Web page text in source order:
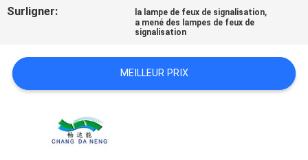
CAS
DEMANDER
UN
ONLINE
Surligner: la lampe de feux de signalisation,
a mené des lampes de feux de
signalisation
MEILLEUR PRIX